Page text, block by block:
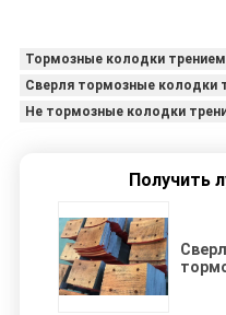
Тормозные колодки
Сверля тормозные колодки
Не тормозные колодки
Получить